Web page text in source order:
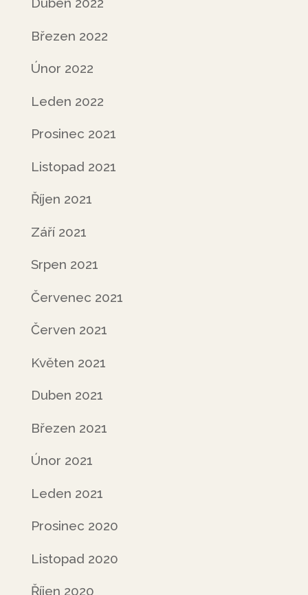
Březen 2022
Únor 2022
Leden 2022
Prosinec 2021
Listopad 2021
Říjen 2021
Září 2021
Srpen 2021
Červenec 2021
Červen 2021
Květen 2021
Duben 2021
Březen 2021
Únor 2021
Leden 2021
Prosinec 2020
Listopad 2020
Říjen 2020